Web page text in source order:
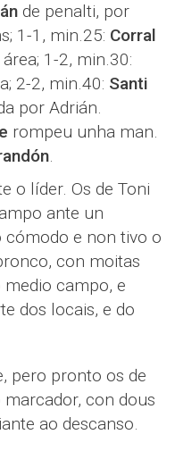
de penalti, por
1-1, min.25: Corral
1-2, min.30:
2-2, min.40: Santi
por Adrián.
rompeu unha man.
.
o líder. Os de Toni
ante un
cómodo e non tivo o
con moitas
campo, e
dos locais, e do
pero pronto os de
con dous
ao descanso.